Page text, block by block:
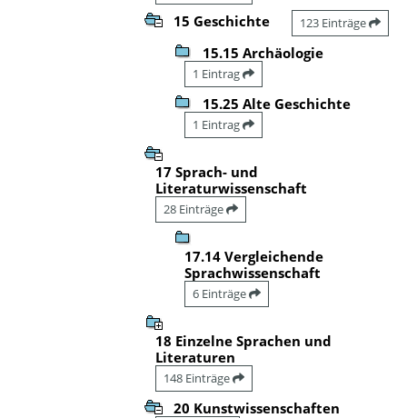
15 Geschichte 123 Einträge
15.15 Archäologie
1 Eintrag
15.25 Alte Geschichte
1 Eintrag
17 Sprach- und
Literaturwissenschaft
28 Einträge
17.14 Vergleichende
Sprachwissenschaft
6 Einträge
18 Einzelne Sprachen und
Literaturen
148 Einträge
20 Kunstwissenschaften